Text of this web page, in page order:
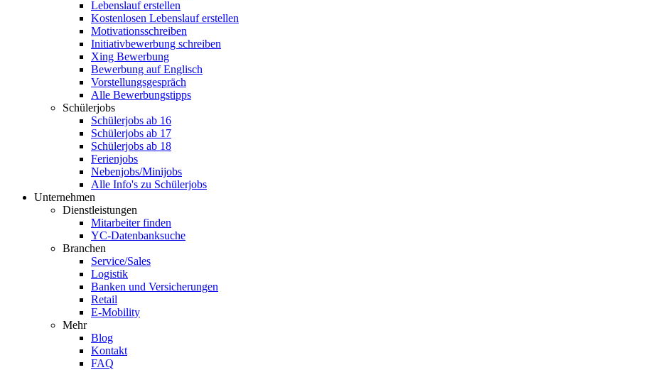
Lebenslauf erstellen
Kostenlosen Lebenslauf erstellen
Motivationsschreiben
Initiativbewerbung schreiben
Xing Bewerbung
Bewerbung auf Englisch
Vorstellungsgespräch
Alle Bewerbungstipps
Schülerjobs
Schülerjobs ab 16
Schülerjobs ab 17
Schülerjobs ab 18
Ferienjobs
Nebenjobs/Minijobs
Alle Info's zu Schülerjobs
Unternehmen
Dienstleistungen
Mitarbeiter finden
YC-Datenbanksuche
Branchen
Service/Sales
Logistik
Banken und Versicherungen
Retail
E-Mobility
Mehr
Blog
Kontakt
FAQ